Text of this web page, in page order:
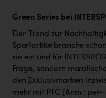
Green Series bei
Den Trend zur
Sportartikelbranche
sie ein und für
Frage, sondern
den Exklusivmarken
mehr mit PFC (Anm.: